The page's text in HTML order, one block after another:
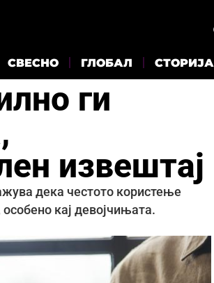
СВЕСНО ГЛОБАЛ СТОРИЈА
ги
извештај
дека честото користење
кај девојчињата.